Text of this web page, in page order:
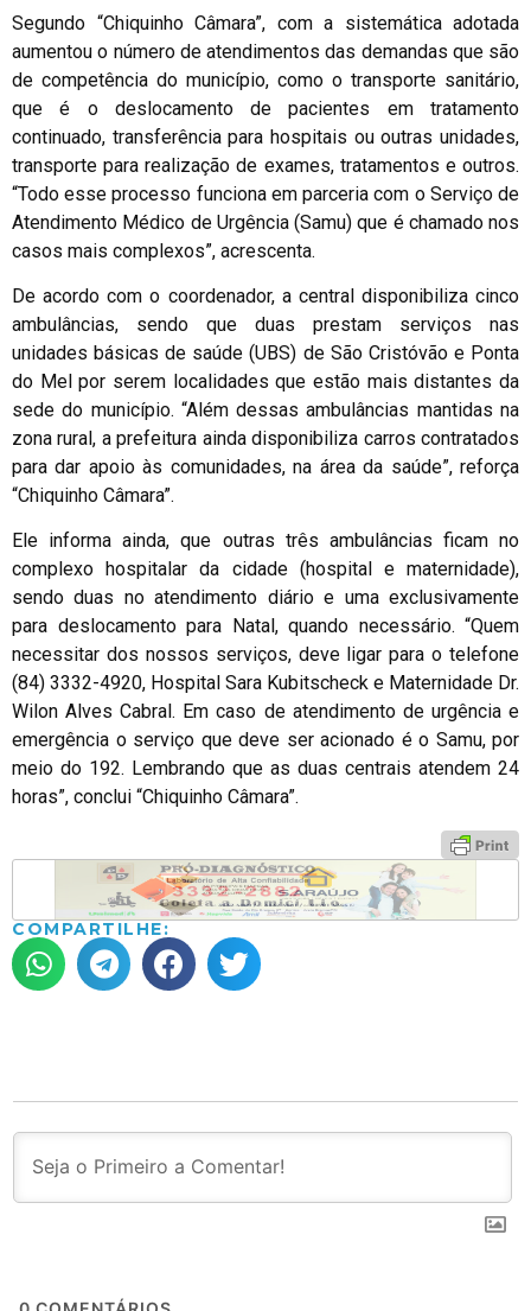
Segundo “Chiquinho Câmara”, com a sistemática adotada
aumentou o número de atendimentos das demandas que são
de competência do município, como o transporte sanitário,
que é o deslocamento de pacientes em tratamento
continuado, transferência para hospitais ou outras unidades,
transporte para realização de exames, tratamentos e outros.
“Todo esse processo funciona em parceria com o Serviço de
Atendimento Médico de Urgência (Samu) que é chamado nos
casos mais complexos”, acrescenta.
De acordo com o coordenador, a central disponibiliza cinco
ambulâncias, sendo que duas prestam serviços nas
unidades básicas de saúde (UBS) de São Cristóvão e Ponta
do Mel por serem localidades que estão mais distantes da
sede do município. “Além dessas ambulâncias mantidas na
zona rural, a prefeitura ainda disponibiliza carros contratados
para dar apoio às comunidades, na área da saúde”, reforça
“Chiquinho Câmara”.
Ele informa ainda, que outras três ambulâncias ficam no
complexo hospitalar da cidade (hospital e maternidade),
sendo duas no atendimento diário e uma exclusivamente
para deslocamento para Natal, quando necessário. “Quem
necessitar dos nossos serviços, deve ligar para o telefone
(84) 3332-4920, Hospital Sara Kubitscheck e Maternidade Dr.
Wilon Alves Cabral. Em caso de atendimento de urgência e
emergência o serviço que deve ser acionado é o Samu, por
meio do 192. Lembrando que as duas centrais atendem 24
horas”, conclui “Chiquinho Câmara”.
COMPARTILHE: